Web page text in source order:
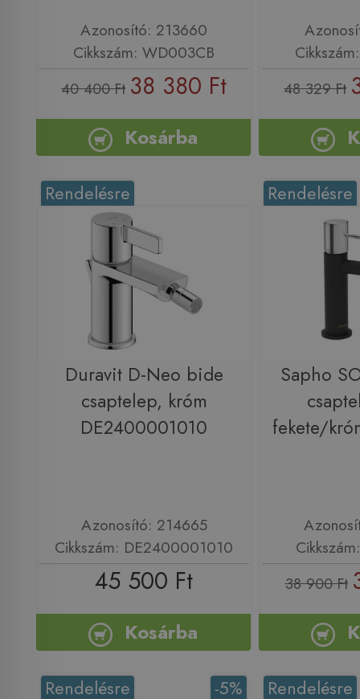
Azonosító: 213660
Cikkszám: WD003CB
40 400 Ft 38 380 Ft
Kosárba
48 329 Ft
Rendelésre
Duravit D-Neo bide
csaptelep, króm
DE2400001010
Azonosító: 214665
Cikkszám: DE2400001010
45 500 Ft
Kosárba
Rendelésre
Sapho
fekete/
38 900 Ft
-5%
Rendelésre Rendelésre